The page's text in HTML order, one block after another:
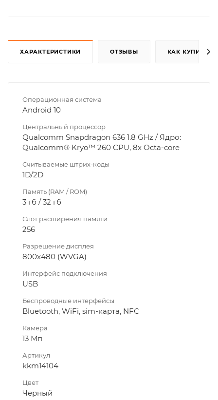
ХАРАКТЕРИСТИКИ ОТЗЫВЫ КАК КУПИТЬ
Операционная система
Android 10
Центральный процессор
Qualcomm Snapdragon 636 1.8 GHz / Ядро:
Qualcomm® Kryo™ 260 CPU, 8x Octa-core
Считываемые штрих-коды
1D/2D
Память (RAM / ROM)
3 гб / 32 гб
Слот расширения памяти
256
Разрешение дисплея
800х480 (WVGA)
Интерфейс подключения
USB
Беспроводные интерфейсы
Bluetooth, WiFi, sim-карта, NFС
Камера
13 Мп
Артикул
kkm14104
Цвет
Черный